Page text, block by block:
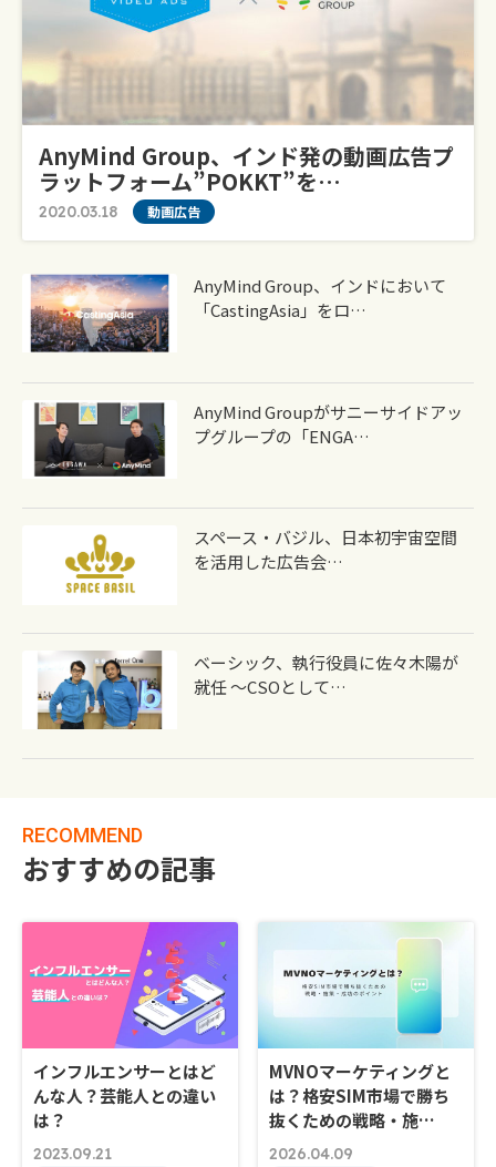
AnyMind Group、インド発の動画広告プ
ラットフォーム”POKKT”を…
2020.03.18 動画広告
AnyMind Group、インドにおいて
「CastingAsia」をロ…
AnyMind Groupがサニーサイドアッ
プグループの「ENGA…
スペース・バジル、日本初宇宙空間
を活用した広告会…
ベーシック、執行役員に佐々木陽が
就任 〜CSOとして…
RECOMMEND
おすすめの記事
インフルエンサーとはど
んな人？芸能人との違い
は？
2023.09.21
MVNOマーケティングと
は？格安SIM市場で勝ち
抜くための戦略・施…
2026.04.09